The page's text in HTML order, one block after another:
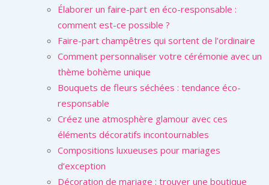
Élaborer un faire-part en éco-responsable :
comment est-ce possible ?
Faire-part champêtres qui sortent de l’ordinaire
Comment personnaliser votre cérémonie avec un
thème bohème unique
Bouquets de fleurs séchées : tendance éco-
responsable
Créez une atmosphère glamour avec ces
éléments décoratifs incontournables
Compositions luxueuses pour mariages
d’exception
Décoration de mariage : trouver une boutique